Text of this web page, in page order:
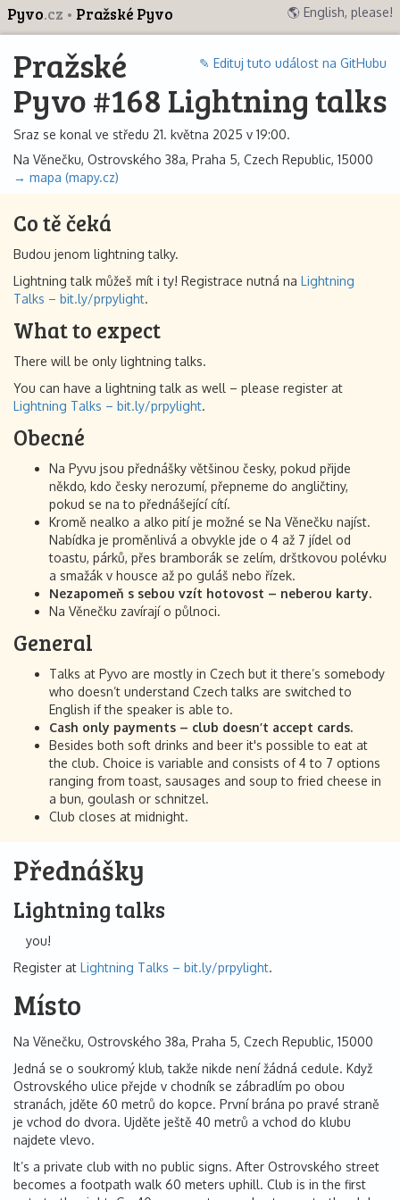
Pyvo.cz Pražské Pyvo 🌎 English, please!
✎ Edituj tuto událost na GitHubu
Pražské
Pyvo #168 Lightning talks
Sraz se konal ve středu 21. května 2025 v 19:00.
Na Věnečku, Ostrovského 38a, Praha 5, Czech Republic, 15000
→ mapa (mapy.cz)
Co tě čeká
Budou jenom lightning talky.
Lightning talk můžeš mít i ty! Registrace nutná na Lightning
Talks – bit.ly/prpylight.
What to expect
There will be only lightning talks.
You can have a lightning talk as well – please register at
Lightning Talks – bit.ly/prpylight.
Obecné
Na Pyvu jsou přednášky většinou česky, pokud přijde
někdo, kdo česky nerozumí, přepneme do angličtiny,
pokud se na to přednášející cítí.
Kromě nealko a alko pití je možné se Na Věnečku najíst.
Nabídka je proměnlivá a obvykle jde o 4 až 7 jídel od
toastu, párků, přes bramborák se zelím, dršťkovou polévku
a smažák v housce až po guláš nebo řízek.
Nezapomeň s sebou vzít hotovost – neberou karty.
Na Věnečku zavírají o půlnoci.
General
Talks at Pyvo are mostly in Czech but it there’s somebody
who doesn’t understand Czech talks are switched to
English if the speaker is able to.
Cash only payments – club doesn’t accept cards.
Besides both soft drinks and beer it's possible to eat at
the club. Choice is variable and consists of 4 to 7 options
ranging from toast, sausages and soup to fried cheese in
a bun, goulash or schnitzel.
Club closes at midnight.
Přednášky
Lightning talks
you!
Register at Lightning Talks – bit.ly/prpylight.
Místo
Na Věnečku, Ostrovského 38a, Praha 5, Czech Republic, 15000
Jedná se o soukromý klub, takže nikde není žádná cedule. Když
Ostrovského ulice přejde v chodník se zábradlím po obou
stranách, jděte 60 metrů do kopce. První brána po pravé straně
je vchod do dvora. Ujděte ještě 40 metrů a vchod do klubu
najdete vlevo.
It’s a private club with no public signs. After Ostrovského street
becomes a footpath walk 60 meters uphill. Club is in the first